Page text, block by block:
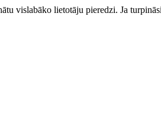
vislabāko lietotāju pieredzi. Ja